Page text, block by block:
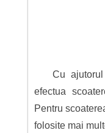
Cu
efectua
Pentru
folosite mai